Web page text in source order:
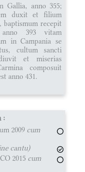
Gallia, anno 355;
duxit et filium
baptismum recepit
393 vitam
in Campania se
cultum sancti
et miserias
composuit
anno 431.
:
2009 cum
cantu)
2015 cum